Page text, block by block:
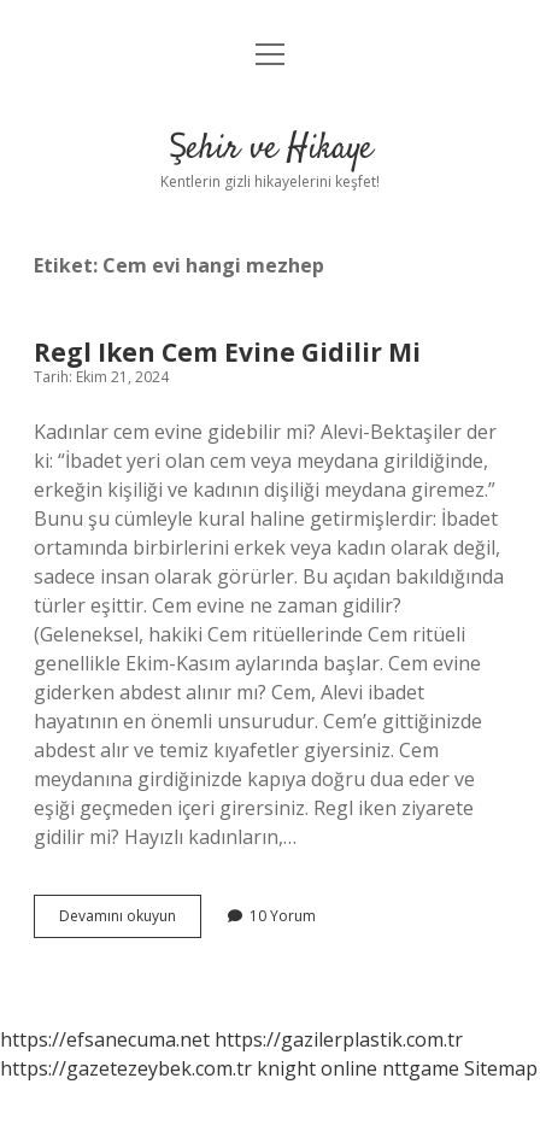
Anasayfa
Yasal Uyarı
menüyü
Şehir ve Hikaye
Kentlerin gizli hikayelerini keşfet!
Etiket: Cem evi hangi mezhep
Regl Iken Cem Evine Gidilir Mi
Tarih: Ekim 21, 2024
Kadınlar cem evine gidebilir mi? Alevi-Bektaşiler der
ki: “İbadet yeri olan cem veya meydana girildiğinde,
erkeğin kişiliği ve kadının dişiliği meydana giremez.”
Bunu şu cümleyle kural haline getirmişlerdir: İbadet
ortamında birbirlerini erkek veya kadın olarak değil,
sadece insan olarak görürler. Bu açıdan bakıldığında
türler eşittir. Cem evine ne zaman gidilir?
(Geleneksel, hakiki Cem ritüellerinde Cem ritüeli
genellikle Ekim-Kasım aylarında başlar. Cem evine
giderken abdest alınır mı? Cem, Alevi ibadet
hayatının en önemli unsurudur. Cem’e gittiğinizde
abdest alır ve temiz kıyafetler giyersiniz. Cem
meydanına girdiğinizde kapıya doğru dua eder ve
eşiği geçmeden içeri girersiniz. Regl iken ziyarete
gidilir mi? Hayızlı kadınların,…
Devamını okuyun
Iken
10 Yorum
https://efsanecuma.net https://gazilerplastik.com.tr
https://gazetezeybek.com.tr knight online nttgame Sitemap